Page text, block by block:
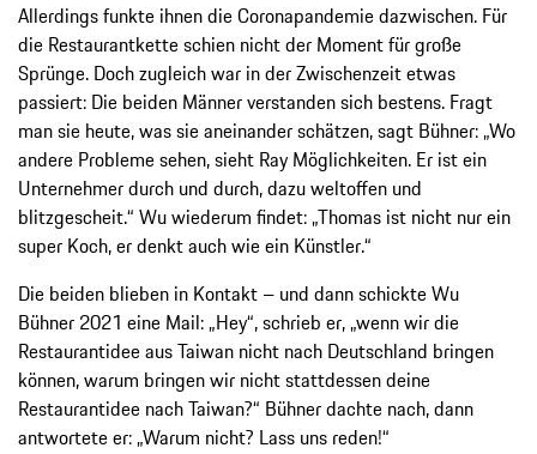
Allerdings funkte ihnen die Coronapandemie dazwischen. Für
die Restaurantkette schien nicht der Moment für große
Sprünge. Doch zugleich war in der Zwischenzeit etwas
passiert: Die beiden Männer verstanden sich bestens. Fragt
man sie heute, was sie aneinander schätzen, sagt Bühner: „Wo
andere Probleme sehen, sieht Ray Möglichkeiten. Er ist ein
Unternehmer durch und durch, dazu weltoffen und
blitzgescheit.“ Wu wiederum findet: „Thomas ist nicht nur ein
super Koch, er denkt auch wie ein Künstler.“
Die beiden blieben in Kontakt – und dann schickte Wu
Bühner 2021 eine Mail: „Hey“, schrieb er, „wenn wir die
Restaurantidee aus Taiwan nicht nach Deutschland bringen
können, warum bringen wir nicht stattdessen deine
Restaurantidee nach Taiwan?“ Bühner dachte nach, dann
antwortete er: „Warum nicht? Lass uns reden!“